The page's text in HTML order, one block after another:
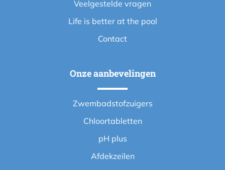
Veelgestelde vragen
Life is better at the pool
Contact
Onze aanbevelingen
Zwembadstofzuigers
Chloortabletten
pH plus
Afdekzeilen